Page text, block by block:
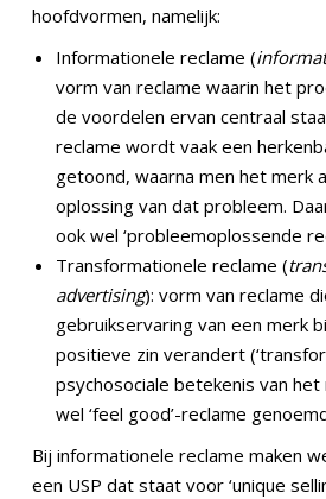
hoofdvormen, namelijk:
Informationele reclame (
vorm van reclame waarin het
de voordelen ervan centraal
reclame wordt vaak een
getoond, waarna men het merk
oplossing van dat probleem.
ook wel ‘probleemoplossende
Transformationele reclame (
advertising): vorm van reclame
gebruikservaring van een merk
positieve zin verandert
psychosociale betekenis van
wel ‘feel good’-reclame
Bij informationele reclame maken
een USP dat staat voor ‘unique